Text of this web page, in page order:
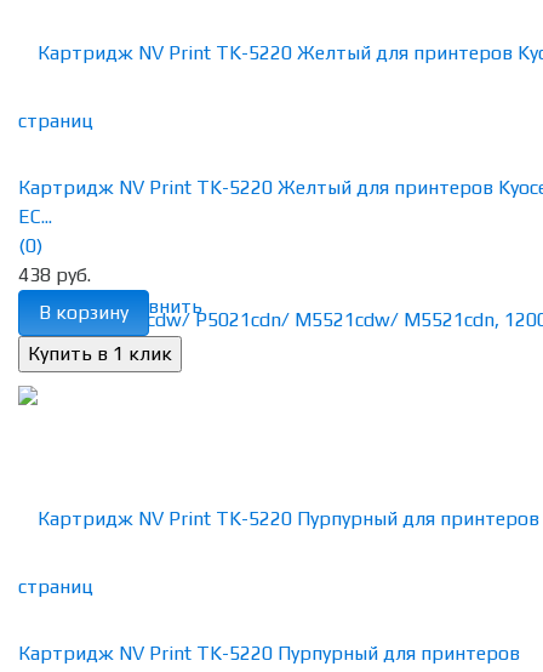
избранное сравнить
Картридж NV Print TK-5220 Желтый для принтеров
EC...
(0)
438 руб.
В корзину
Картридж NV Print TK-5220 Пурпурный для принтеров